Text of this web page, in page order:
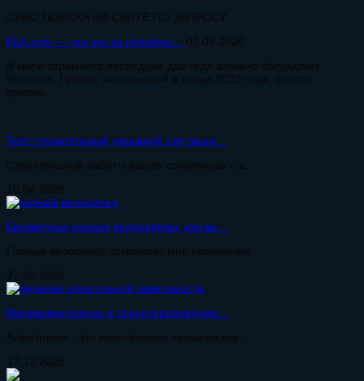
ОКНО ПОИСКА НА САЙТЕ ПО ЗАПРОСУ
Kick.com — что это за платфор...
01.05.2026
В мире стриминга последние два года активно обсуждают
Kick.com. Проект, запущенный в конце 2022 года, быстро
привле...
Тент строительный укрывной для защи...
Строительные работы всегда сопряжены с в...
16.04.2026
Бюджетные горные велосипеды: как вы...
Горный велосипед открывает мир приключен...
27.02.2026
Медикаментозное и психотерапевтичес...
Алкоголизм - это комплексное хроническое...
17.12.2025